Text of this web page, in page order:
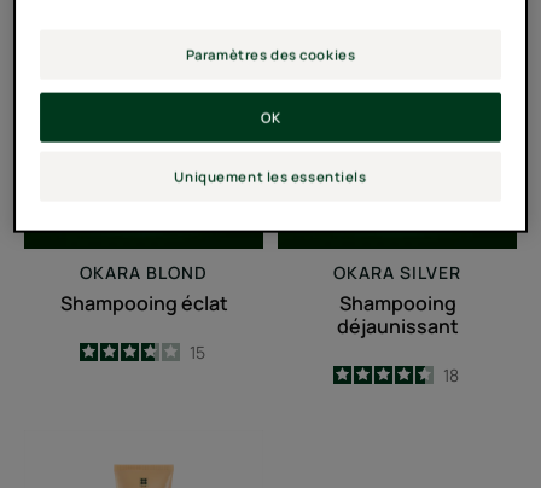
éclat
OKARA BLOND
Shampooing éclat
3.7
/5
15
OKARA SILVER
Shampooing
déjaunissant
4.5
/5
18
démêlant
Paramètres des cookies
Uniquement les essentiels
OK